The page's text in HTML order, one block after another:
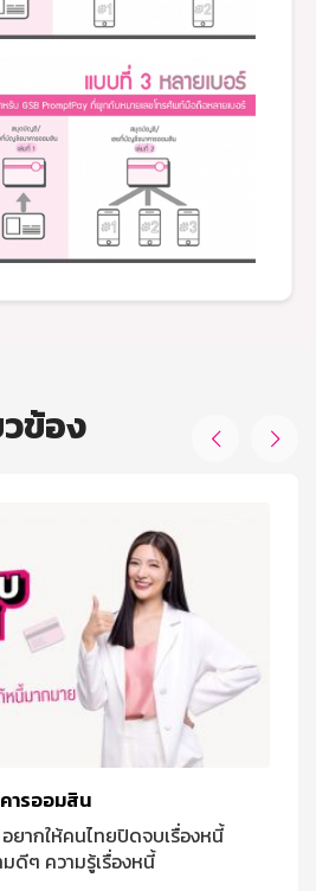
ข้อง
ารออมสิน
ยากให้คนไทยปิดจบเรื่องหนี้
ดีๆ ความรู้เรื่องหนี้
 